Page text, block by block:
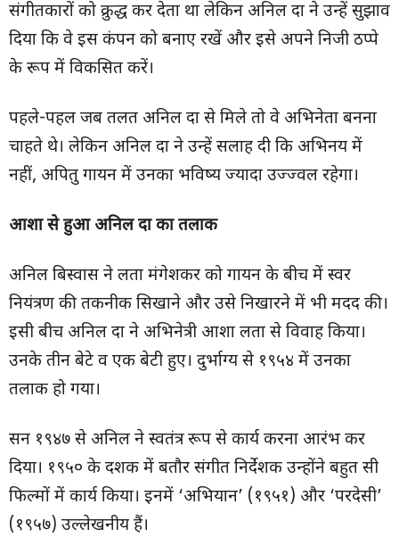
संगीतकारों को क्रुद्ध कर देता था लेकिन अनिल दा ने उन्हें सुझाव
दिया कि वे इस कंपन को बनाए रखें और इसे अपने निजी ठप्पे
के रूप में विकसित करें।
पहले-पहल जब तलत अनिल दा से मिले तो वे अभिनेता बनना
चाहते थे। लेकिन अनिल दा ने उन्हें सलाह दी कि अभिनय में
नहीं, अपितु गायन में उनका भविष्य ज्यादा उज्ज्वल रहेगा।
आशा से हुआ अनिल दा का तलाक
अनिल बिस्वास ने लता मंगेशकर को गायन के बीच में स्वर
नियंत्रण की तकनीक सिखाने और उसे निखारने में भी मदद की।
इसी बीच अनिल दा ने अभिनेत्री आशा लता से विवाह किया।
उनके तीन बेटे व एक बेटी हुए। दुर्भाग्य से १९५४ में उनका
तलाक हो गया।
सन १९४७ से अनिल ने स्वतंत्र रूप से कार्य करना आरंभ कर
दिया। १९५० के दशक में बतौर संगीत निर्देशक उन्होंने बहुत सी
फिल्मों में कार्य किया। इनमें ‘अभियान’ (१९५१) और ‘परदेसी’
(१९५७) उल्लेखनीय हैं।